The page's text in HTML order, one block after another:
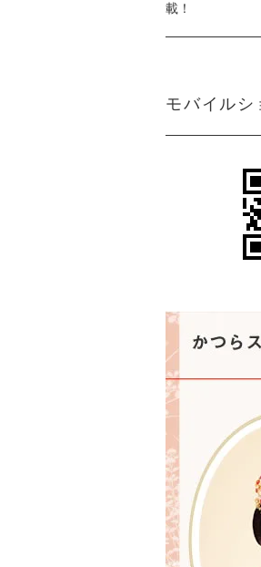
載！
モバイルシ